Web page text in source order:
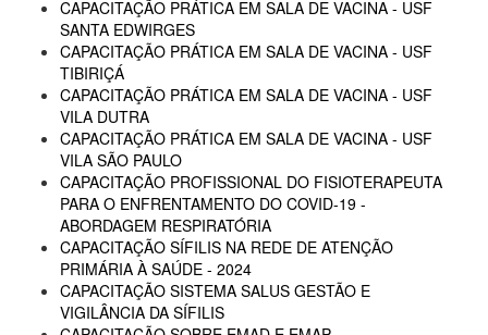
CAPACITAÇÃO PRÁTICA EM SALA DE VACINA - USF
SANTA EDWIRGES
CAPACITAÇÃO PRÁTICA EM SALA DE VACINA - USF
TIBIRIÇÁ
CAPACITAÇÃO PRÁTICA EM SALA DE VACINA - USF
VILA DUTRA
CAPACITAÇÃO PRÁTICA EM SALA DE VACINA - USF
VILA SÃO PAULO
CAPACITAÇÃO PROFISSIONAL DO FISIOTERAPEUTA
PARA O ENFRENTAMENTO DO COVID-19 -
ABORDAGEM RESPIRATÓRIA
CAPACITAÇÃO SÍFILIS NA REDE DE ATENÇÃO
PRIMÁRIA À SAÚDE - 2024
CAPACITAÇÃO SISTEMA SALUS GESTÃO E
VIGILÂNCIA DA SÍFILIS